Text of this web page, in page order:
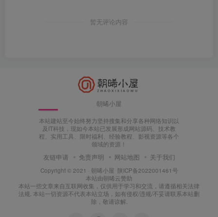
暂无评论内容
朝晞小屋
本站建站至今始终努力坚持搜集和分享各种网络知识以
及IT科技，现如今本站已发展形成网站源码、技术教
程、实用工具、限时福利、经验教程、影视资源等各个
领域的资源！
友链申请 免责声明 网站地图 关于我们
Copyright © 2021 · 朝晞小屋 陕ICP备2022001461号
本站由朝晞云赞助
本站一些文章来自互联网收集，仅供用于学习和交流，请遵循相关法律
法规. 本站一切资源不代表本站立场，如有侵权/违规/不妥请联系本站删
除，敬请谅解.